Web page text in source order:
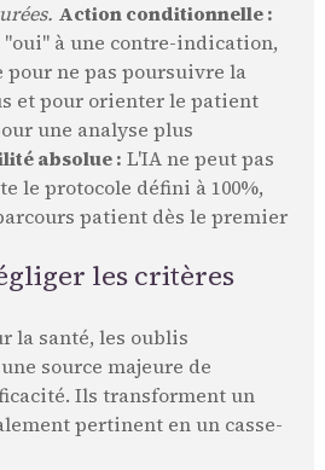
Action conditionnelle :
à une contre-indication,
pour ne pas poursuivre la
et pour orienter le patient
une analyse plus
absolue : L'IA ne peut pas
le protocole défini à 100%,
patient dès le premier
les critères
la santé, les oublis
source majeure de
Ils transforment un
pertinent en un casse-